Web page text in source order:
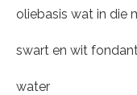
oliebasis wat in die
swart en wit
water